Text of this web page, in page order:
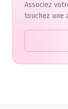
Associez
touchez une